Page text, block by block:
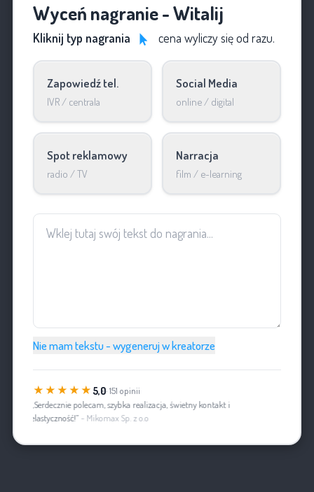
Wyceń nagranie - Witalij
Kliknij typ nagrania cena wyliczy się od razu.
Zapowiedź tel.
IVR / centrala
Social Media
online / digital
Spot reklamowy
radio / TV
Narracja
film / e-learning
Nie mam tekstu - wygeneruj w kreatorze
★★★★★ 5,0· 151 opinii
„Serdecznie polecam, szybka realizacja, świetny kontakt i
elastyczność!”- Mikomax Sp. z o.o